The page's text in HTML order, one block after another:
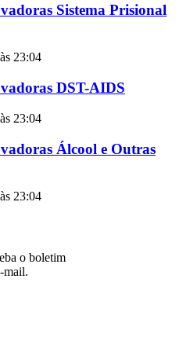
Sistema Prisional
23:04
DST-AIDS
23:04
Álcool e Outras
23:04
o boletim
mail.